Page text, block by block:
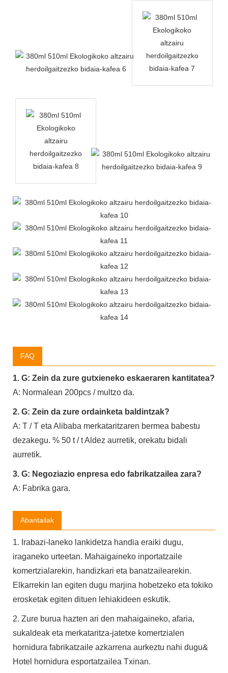
FAQ
1. G: Zein da zure gutxieneko eskaeraren kantitatea?
A: Normalean 200pcs / multzo da.
2. G: Zein da zure ordainketa baldintzak?
A: T / T eta Alibaba merkataritzaren bermea babestu
dezakegu. % 50 t / t Aldez aurretik, orekatu bidali
aurretik.
3. G: Negoziazio enpresa edo fabrikatzailea zara?
A: Fabrika gara.
Abantailak
1. Irabazi-laneko lankidetza handia eraiki dugu,
iraganeko urteetan. Mahaigaineko inportatzaile
komertzialarekin, handizkari eta banatzailearekin.
Elkarrekin lan egiten dugu marjina hobetzeko eta tokiko
erosketak egiten dituen lehiakideen eskutik.
2. Zure burua hazten ari den mahaigaineko, afaria,
sukaldeak eta merkataritza-jatetxe komertzialen
hornidura fabrikatzaile azkarrena aurkeztu nahi dugu&
Hotel hornidura esportatzailea Txinan.